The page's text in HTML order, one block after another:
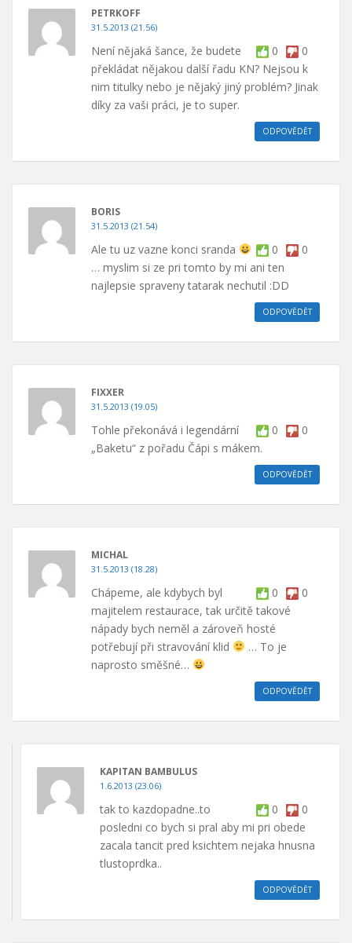
PETRKOFF
31.5.2013 (21.56)
0 0
Není nějaká šance, že budete
překládat nějakou další řadu KN? Nejsou k
nim titulky nebo je nějaký jiný problém? Jinak
díky za vaši práci, je to super.
ODPOVĚDĚT
BORIS
31.5.2013 (21.54)
0 0
Ale tu uz vazne konci sranda
… myslim si ze pri tomto by mi ani ten
najlepsie spraveny tatarak nechutil :DD
ODPOVĚDĚT
FIXXER
31.5.2013 (19.05)
0 0
Tohle překonává i legendární
„Baketu“ z pořadu Čápi s mákem.
ODPOVĚDĚT
MICHAL
31.5.2013 (18.28)
0 0
Chápeme, ale kdybych byl
majitelem restaurace, tak určitě takové
nápady bych neměl a zároveň hosté
potřebují při stravování klid
… To je
naprosto směšné…
ODPOVĚDĚT
KAPITAN BAMBULUS
1.6.2013 (23.06)
0 0
tak to kazdopadne..to
posledni co bych si pral aby mi pri obede
zacala tancit pred ksichtem nejaka hnusna
tlustoprdka..
ODPOVĚDĚT